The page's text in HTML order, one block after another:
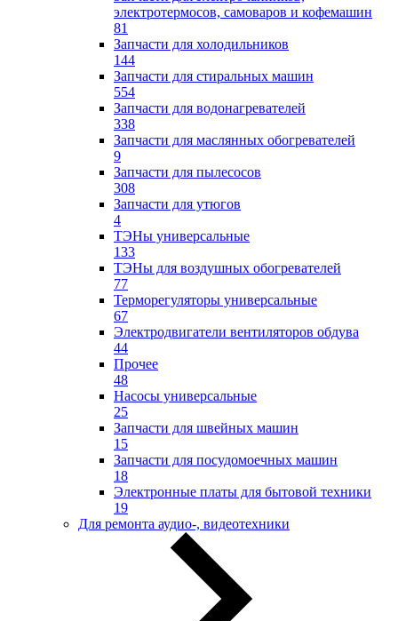
электротермосов, самоваров и кофемашин
81
Запчасти для холодильников
144
Запчасти для стиральных машин
554
Запчасти для водонагревателей
338
Запчасти для маслянных обогревателей
9
Запчасти для пылесосов
308
Запчасти для утюгов
4
ТЭНы универсальные
133
ТЭНы для воздушных обогревателей
77
Терморегуляторы универсальные
67
Электродвигатели вентиляторов обдува
44
Прочее
48
Насосы универсальные
25
Запчасти для швейных машин
15
Запчасти для посудомоечных машин
18
Электронные платы для бытовой техники
19
Для ремонта аудио-, видеотехники